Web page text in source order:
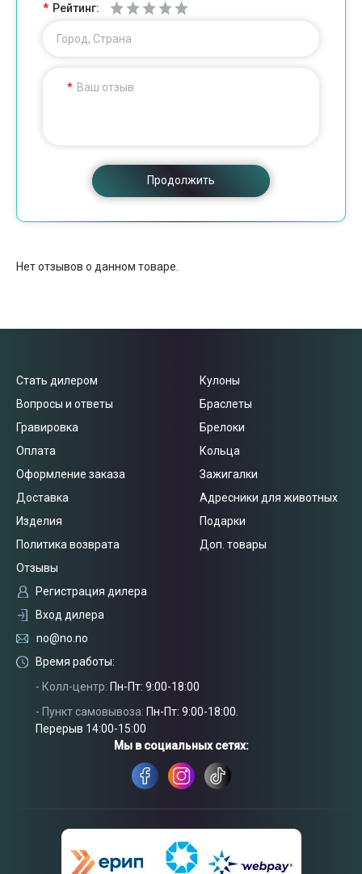
Рейтинг:
Город, Страна
Ваш отзыв
Продолжить
Нет отзывов о данном товаре.
Стать дилером
Вопросы и ответы
Гравировка
Оплата
Оформление заказа
Доставка
Изделия
Политика возврата
Отзывы
Регистрация дилера
Вход дилера
Кулоны
Браслеты
Брелоки
Кольца
Зажигалки
Адресники для животных
Подарки
Доп. товары
no@no.no
Время работы:
- Колл-центр: Пн-Пт: 9:00-18:00
- Пункт самовывоза: Пн-Пт: 9:00-18:00.
Перерыв 14:00-15:00
Мы в социальных сетях: